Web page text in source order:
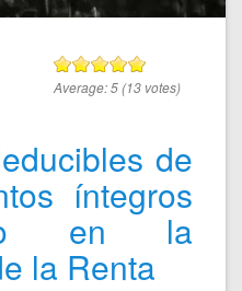
Average:5(13 votes)
de
íntegros
en la
la Renta